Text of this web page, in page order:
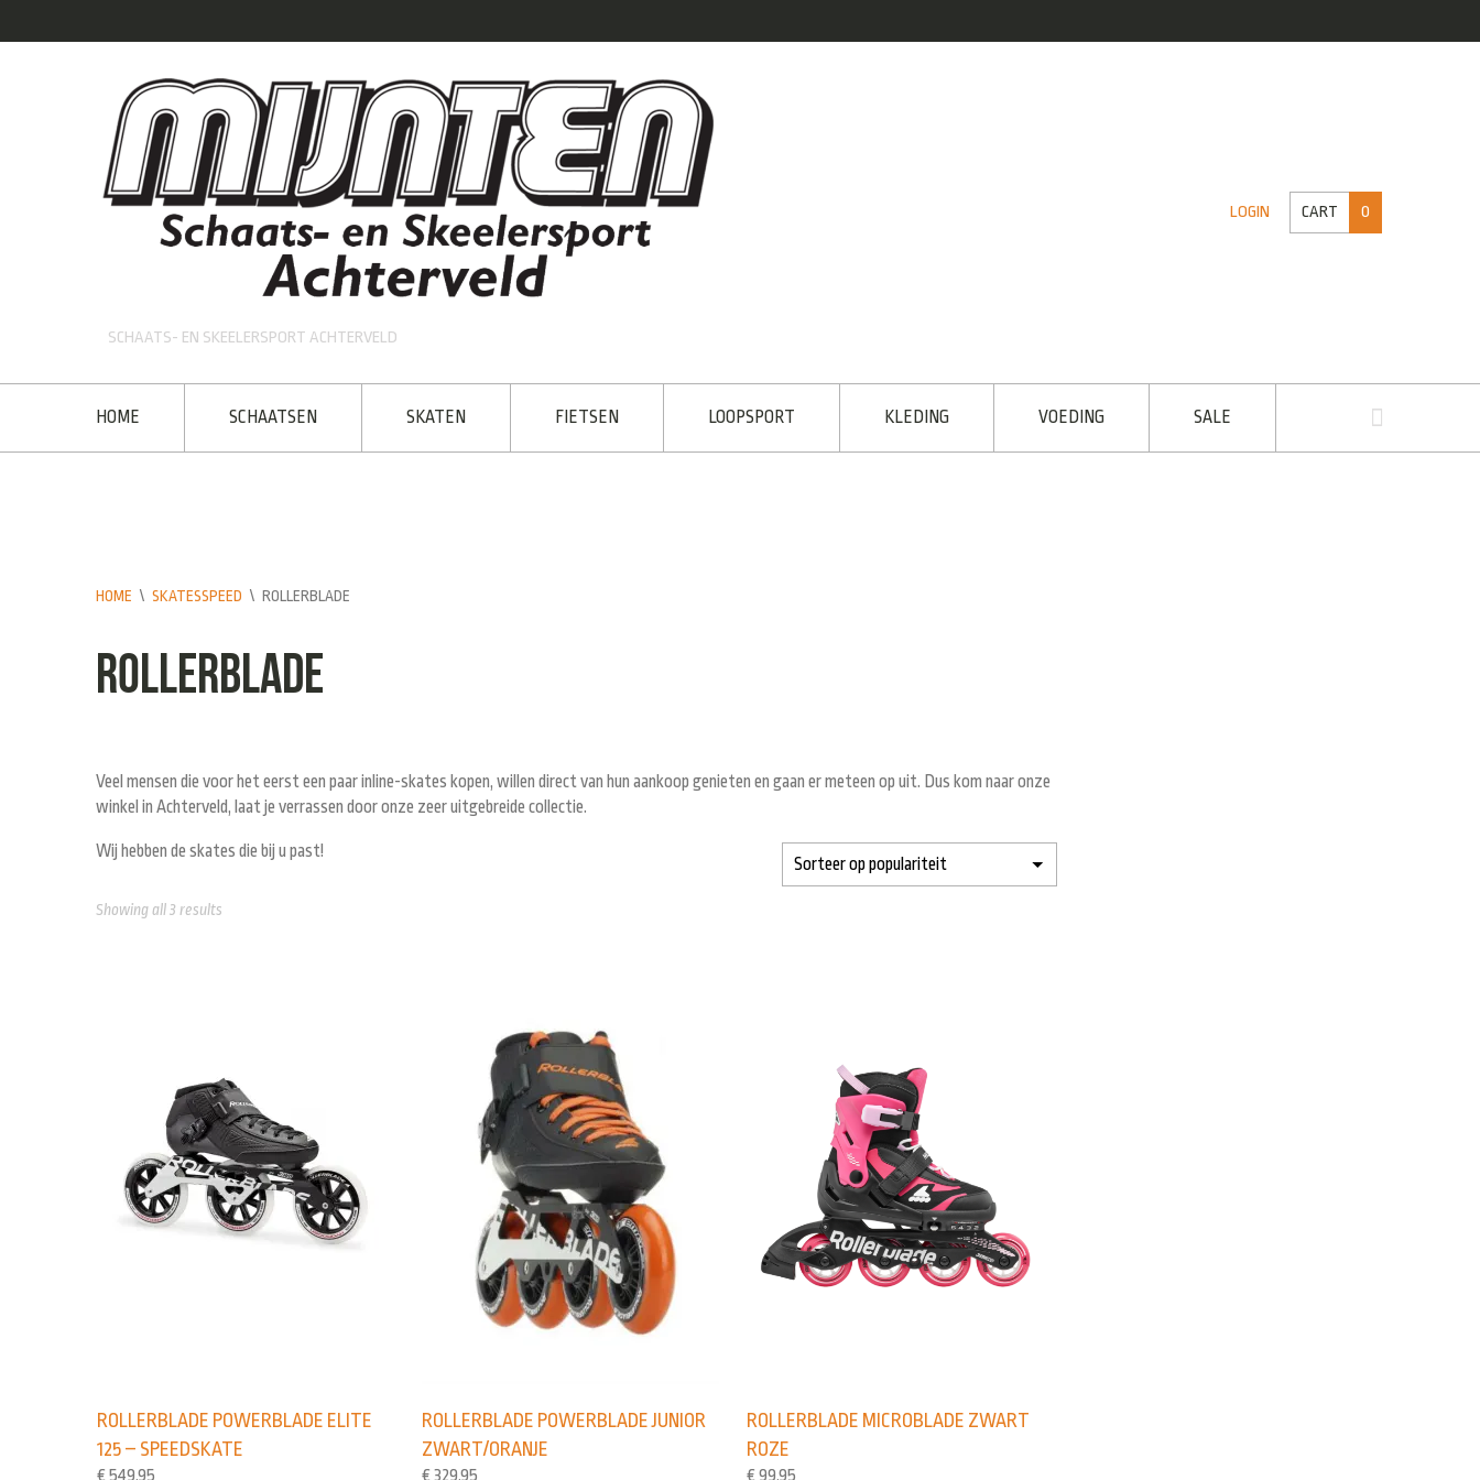
SCHAATS- EN SKEELERSPORT ACHTERVELD
LOGIN CART 0
HOME SCHAATSEN SKATEN FIETSEN LOOPSPORT KLEDING VOEDING SALE
HOME \ SKATESSPEED \ ROLLERBLADE
Rollerblade
Veel mensen die voor het eerst een paar inline-skates kopen, willen direct van hun aankoop genieten en gaan er meteen op uit. Dus kom naar onze
winkel in Achterveld, laat je verrassen door onze zeer uitgebreide collectie.
Wij hebben de skates die bij u past!
Showing all 3 results
ROLLERBLADE POWERBLADE ELITE
125 – SPEEDSKATE
€ 549,95
ROLLERBLADE POWERBLADE JUNIOR
ZWART/ORANJE
€ 329,95
ROLLERBLADE MICROBLADE ZWART
ROZE
€ 99,95